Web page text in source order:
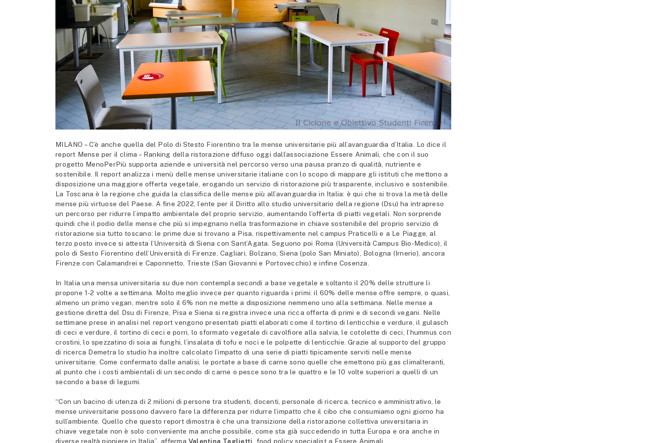
MILANO – C’è anche quella del Polo di Stesto Fiorentino tra le mense universitarie più all’avanguardia d’Italia. Lo dice il
report Mense per il clima – Ranking della ristorazione diffuso oggi dall’associazione Essere Animali, che con il suo
progetto MenoPerPiù supporta aziende e università nel percorso verso una pausa pranzo di qualità, nutriente e
sostenibile. Il report analizza i menù delle mense universitarie italiane con lo scopo di mappare gli istituti che mettono a
disposizione una maggiore offerta vegetale, erogando un servizio di ristorazione più trasparente, inclusivo e sostenibile.
La Toscana è la regione che guida la classifica delle mense più all’avanguardia in Italia: è qui che si trova la metà delle
mense più virtuose del Paese. A fine 2022, l’ente per il Diritto allo studio universitario della regione (Dsu) ha intrapreso
un percorso per ridurre l’impatto ambientale del proprio servizio, aumentando l’offerta di piatti vegetali. Non sorprende
quindi che il podio delle mense che più si impegnano nella trasformazione in chiave sostenibile del proprio servizio di
ristorazione sia tutto toscano: le prime due si trovano a Pisa, rispettivamente nel campus Praticelli e a Le Piagge, al
terzo posto invece si attesta l’Università di Siena con Sant’Agata. Seguono poi Roma (Università Campus Bio-Medico), il
polo di Sesto Fiorentino dell’Università di Firenze, Cagliari, Bolzano, Siena (polo San Miniato), Bologna (Irnerio), ancora
Firenze con Calamandrei e Caponnetto, Trieste (San Giovanni e Portovecchio) e infine Cosenza.
In Italia una mensa universitaria su due non contempla secondi a base vegetale e soltanto il 20% delle strutture li
propone 1-2 volte a settimana. Molto meglio invece per quanto riguarda i primi: il 60% delle mense offre sempre, o quasi,
almeno un primo vegan, mentre solo il 6% non ne mette a disposizione nemmeno uno alla settimana. Nelle mense a
gestione diretta del Dsu di Firenze, Pisa e Siena si registra invece una ricca offerta di primi e di secondi vegani. Nelle
settimane prese in analisi nel report vengono presentati piatti elaborati come il tortino di lenticchie e verdure, il gulasch
di ceci e verdure, il tortino di ceci e porri, lo sformato vegetale di cavolfiore alla salvia, le cotolette di ceci, l’hummus con
crostini, lo spezzatino di soia ai funghi, l’insalata di tofu e noci e le polpette di lenticchie. Grazie al supporto del gruppo
di ricerca Demetra lo studio ha inoltre calcolato l’impatto di una serie di piatti tipicamente serviti nelle mense
universitarie. Come confermato dalle analisi, le portate a base di carne sono quelle che emettono più gas climalteranti,
al punto che i costi ambientali di un secondo di carne o pesce sono tra le quattro e le 10 volte superiori a quelli di un
secondo a base di legumi.
“Con un bacino di utenza di 2 milioni di persone tra studenti, docenti, personale di ricerca, tecnico e amministrativo, le
mense universitarie possono davvero fare la differenza per ridurre l’impatto che il cibo che consumiamo ogni giorno ha
sull’ambiente. Quello che questo report dimostra è che una transizione della ristorazione collettiva universitaria in
chiave vegetale non è solo conveniente ma anche possibile, come sta già succedendo in tutta Europa e ora anche in
diverse realtà pioniere in Italia”, afferma Valentina Taglietti, food policy specialist a Essere Animali.